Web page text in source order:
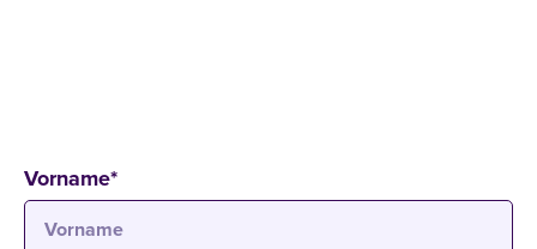
Vorname*